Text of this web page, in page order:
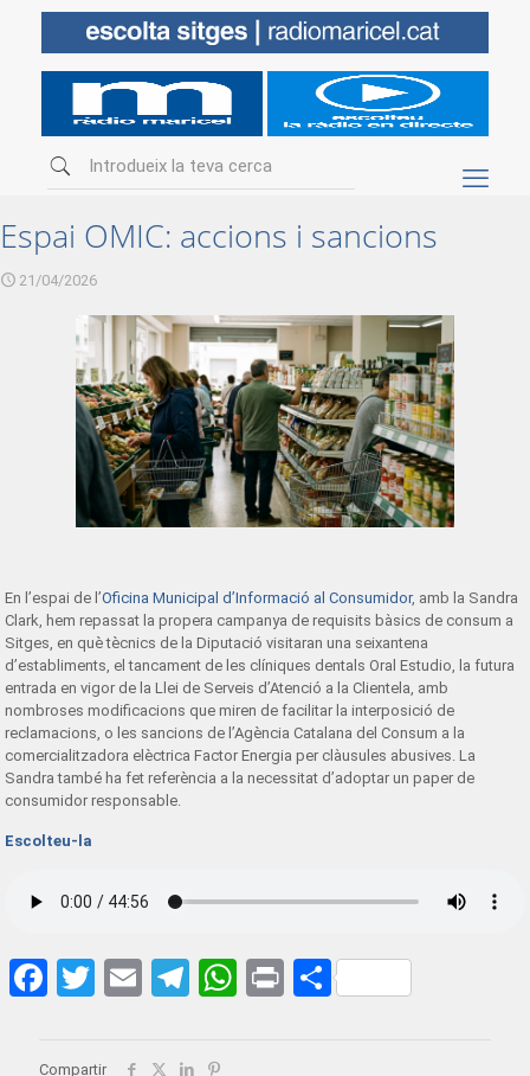
Espai OMIC: accions i sancions
21/04/2026
En l’espai de l’Oficina Municipal d’Informació al Consumidor, amb la Sandra
Clark, hem repassat la propera campanya de requisits bàsics de consum a
Sitges, en què tècnics de la Diputació visitaran una seixantena
d’establiments, el tancament de les clíniques dentals Oral Estudio, la futura
entrada en vigor de la Llei de Serveis d’Atenció a la Clientela, amb
nombroses modificacions que miren de facilitar la interposició de
reclamacions, o les sancions de l’Agència Catalana del Consum a la
comercialitzadora elèctrica Factor Energia per clàusules abusives. La
Sandra també ha fet referència a la necessitat d’adoptar un paper de
consumidor responsable.
Escolteu-la
Facebook
Twitter
EmailTelegram
WhatsApp
PrintShare
Compartir